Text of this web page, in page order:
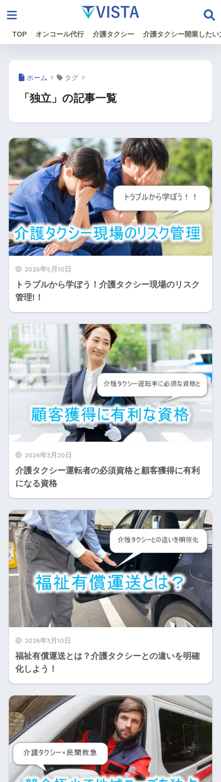
TOP オンコール代行 介護タクシー 介護タクシー開業したい
ホーム タグ
「独立」の記事一覧
2026年5月10日
トラブルから学ぼう！介護タクシー現場のリスク
管理!！
2026年3月20日
介護タクシー運転者の必須資格と顧客獲得に有利
になる資格
2026年3月10日
福祉有償運送とは？介護タクシーとの違いを明確
化しよう！